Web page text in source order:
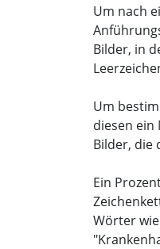
Um nach
Bilder, in
Um
diesen ein
Bilder, die
Ein
Wörter